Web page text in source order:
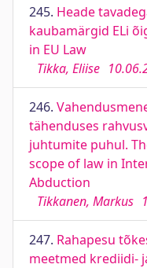
245. Heade
kaubamärgid ELi
in EU Law
Tikka, Eliise
246.
tähenduses
juhtumite puhul.
scope of law in
Abduction
Tikkanen, Markus
247. Rahapesu
meetmed krediidi-